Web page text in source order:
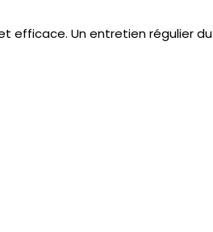
efficace. Un entretien régulier du